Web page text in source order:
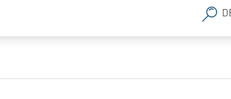
Unternehmen, unsere Produkte und